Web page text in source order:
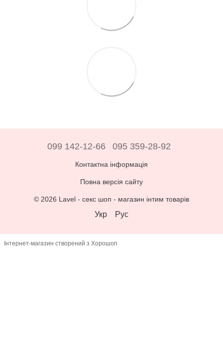
099 142-12-66 095 359-28-92
Контактна інформація
Повна версія сайту
© 2026 Lavel - секс шоп - магазин інтим товарів
Укр Рус
Інтернет-магазин створений з Хорошоп